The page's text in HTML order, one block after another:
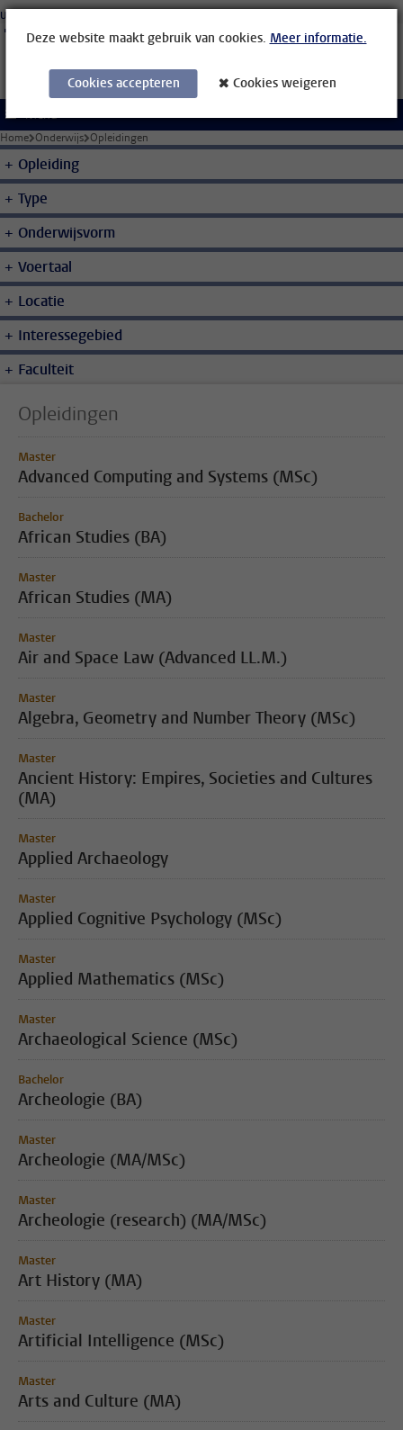
Universiteit Leiden
Menu
Home Onderwijs Opleidingen
Opleiding
Type
Onderwijsvorm
Voertaal
Locatie
Interessegebied
Faculteit
Opleidingen
Master
Advanced Computing and Systems (MSc)
Bachelor
African Studies (BA)
Master
African Studies (MA)
Master
Air and Space Law (Advanced LL.M.)
Master
Algebra, Geometry and Number Theory (MSc)
Master
Ancient History: Empires, Societies and Cultures
(MA)
Master
Applied Archaeology
Master
Applied Cognitive Psychology (MSc)
Master
Applied Mathematics (MSc)
Master
Archaeological Science (MSc)
Bachelor
Archeologie (BA)
Master
Archeologie (MA/MSc)
Master
Archeologie (research) (MA/MSc)
Master
Art History (MA)
Master
Artificial Intelligence (MSc)
Master
Arts and Culture (MA)
Deze website maakt gebruik van cookies. Meer informatie.
Cookies accepteren Cookies weigeren